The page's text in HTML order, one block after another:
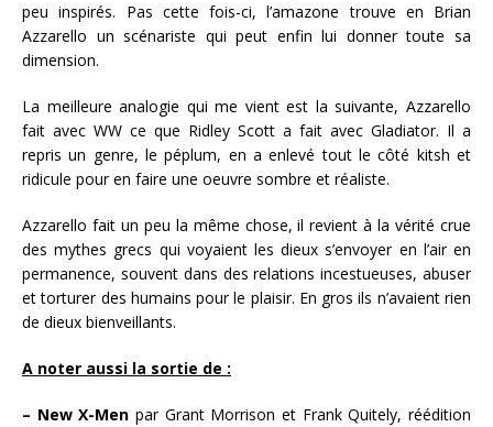
peu inspirés. Pas cette fois-ci, l’amazone trouve en Brian
Azzarello un scénariste qui peut enfin lui donner toute sa
dimension.
La meilleure analogie qui me vient est la suivante, Azzarello
fait avec WW ce que Ridley Scott a fait avec Gladiator. Il a
repris un genre, le péplum, en a enlevé tout le côté kitsh et
ridicule pour en faire une oeuvre sombre et réaliste.
Azzarello fait un peu la même chose, il revient à la vérité crue
des mythes grecs qui voyaient les dieux s’envoyer en l’air en
permanence, souvent dans des relations incestueuses, abuser
et torturer des humains pour le plaisir. En gros ils n’avaient rien
de dieux bienveillants.
A noter aussi la sortie de :
– New X-Men par Grant Morrison et Frank Quitely, réédition